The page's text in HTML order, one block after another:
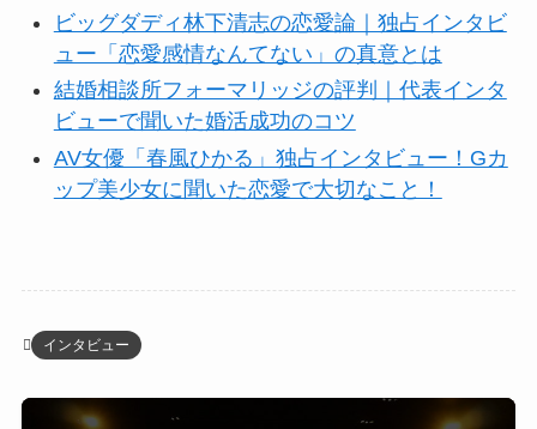
ビッグダディ林下清志の恋愛論｜独占インタビ
ュー「恋愛感情なんてない」の真意とは
結婚相談所フォーマリッジの評判｜代表インタ
ビューで聞いた婚活成功のコツ
AV女優「春風ひかる」独占インタビュー！Gカ
ップ美少女に聞いた恋愛で大切なこと！
インタビュー